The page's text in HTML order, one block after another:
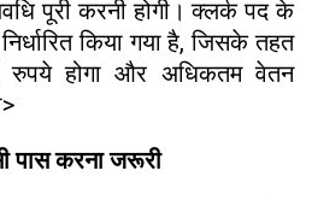
पूरी करनी होगी। क्लर्क पद के
किया गया है, जिसके तहत
होगा और अधिकतम वेतन
पास करना जरूरी